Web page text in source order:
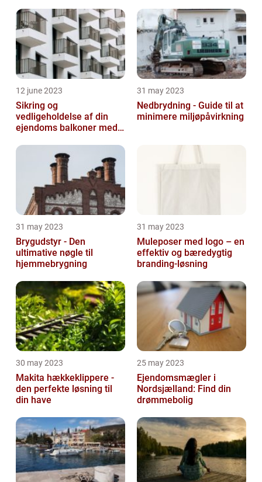
12 june 2023
Sikring og
vedligeholdelse af din
ejendoms balkoner med
31 may 2023
Nedbrydning - Guide til at
minimere miljøpåvirkning
31 may 2023
Brygudstyr - Den
ultimative nøgle til
hjemmebrygning
31 may 2023
Muleposer med logo – en
effektiv og bæredygtig
branding-løsning
30 may 2023
Makita hækkeklippere -
den perfekte løsning til
din have
25 may 2023
Ejendomsmægler i
Nordsjælland: Find din
drømmebolig